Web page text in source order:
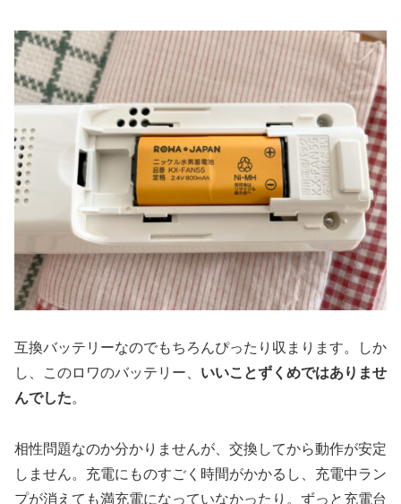
互換バッテリーなのでもちろんぴったり収まります。しか
し、このロワのバッテリー、 いいことずくめではありませ
んでした。
相性問題なのか分かりませんが、交換してから動作が安定
しません。充電にものすごく時間がかかるし、充電中ラン
プが消えても満充電になっていなかったり。ずっと充電台